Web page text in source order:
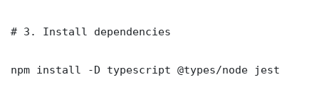
# 3. Install dependencies
npm install -D typescript @types/node jest